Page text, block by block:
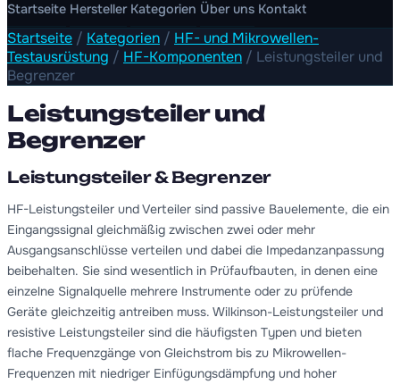
Startseite Hersteller Kategorien Über uns Kontakt
Startseite / Kategorien / HF- und Mikrowellen-
Testausrüstung / HF-Komponenten / Leistungsteiler und
Begrenzer
Leistungsteiler und
Begrenzer
Leistungsteiler & Begrenzer
HF-Leistungsteiler und Verteiler sind passive Bauelemente, die ein
Eingangssignal gleichmäßig zwischen zwei oder mehr
Ausgangsanschlüsse verteilen und dabei die Impedanzanpassung
beibehalten. Sie sind wesentlich in Prüfaufbauten, in denen eine
einzelne Signalquelle mehrere Instrumente oder zu prüfende
Geräte gleichzeitig antreiben muss. Wilkinson-Leistungsteiler und
resistive Leistungsteiler sind die häufigsten Typen und bieten
flache Frequenzgänge von Gleichstrom bis zu Mikrowellen-
Frequenzen mit niedriger Einfügungsdämpfung und hoher